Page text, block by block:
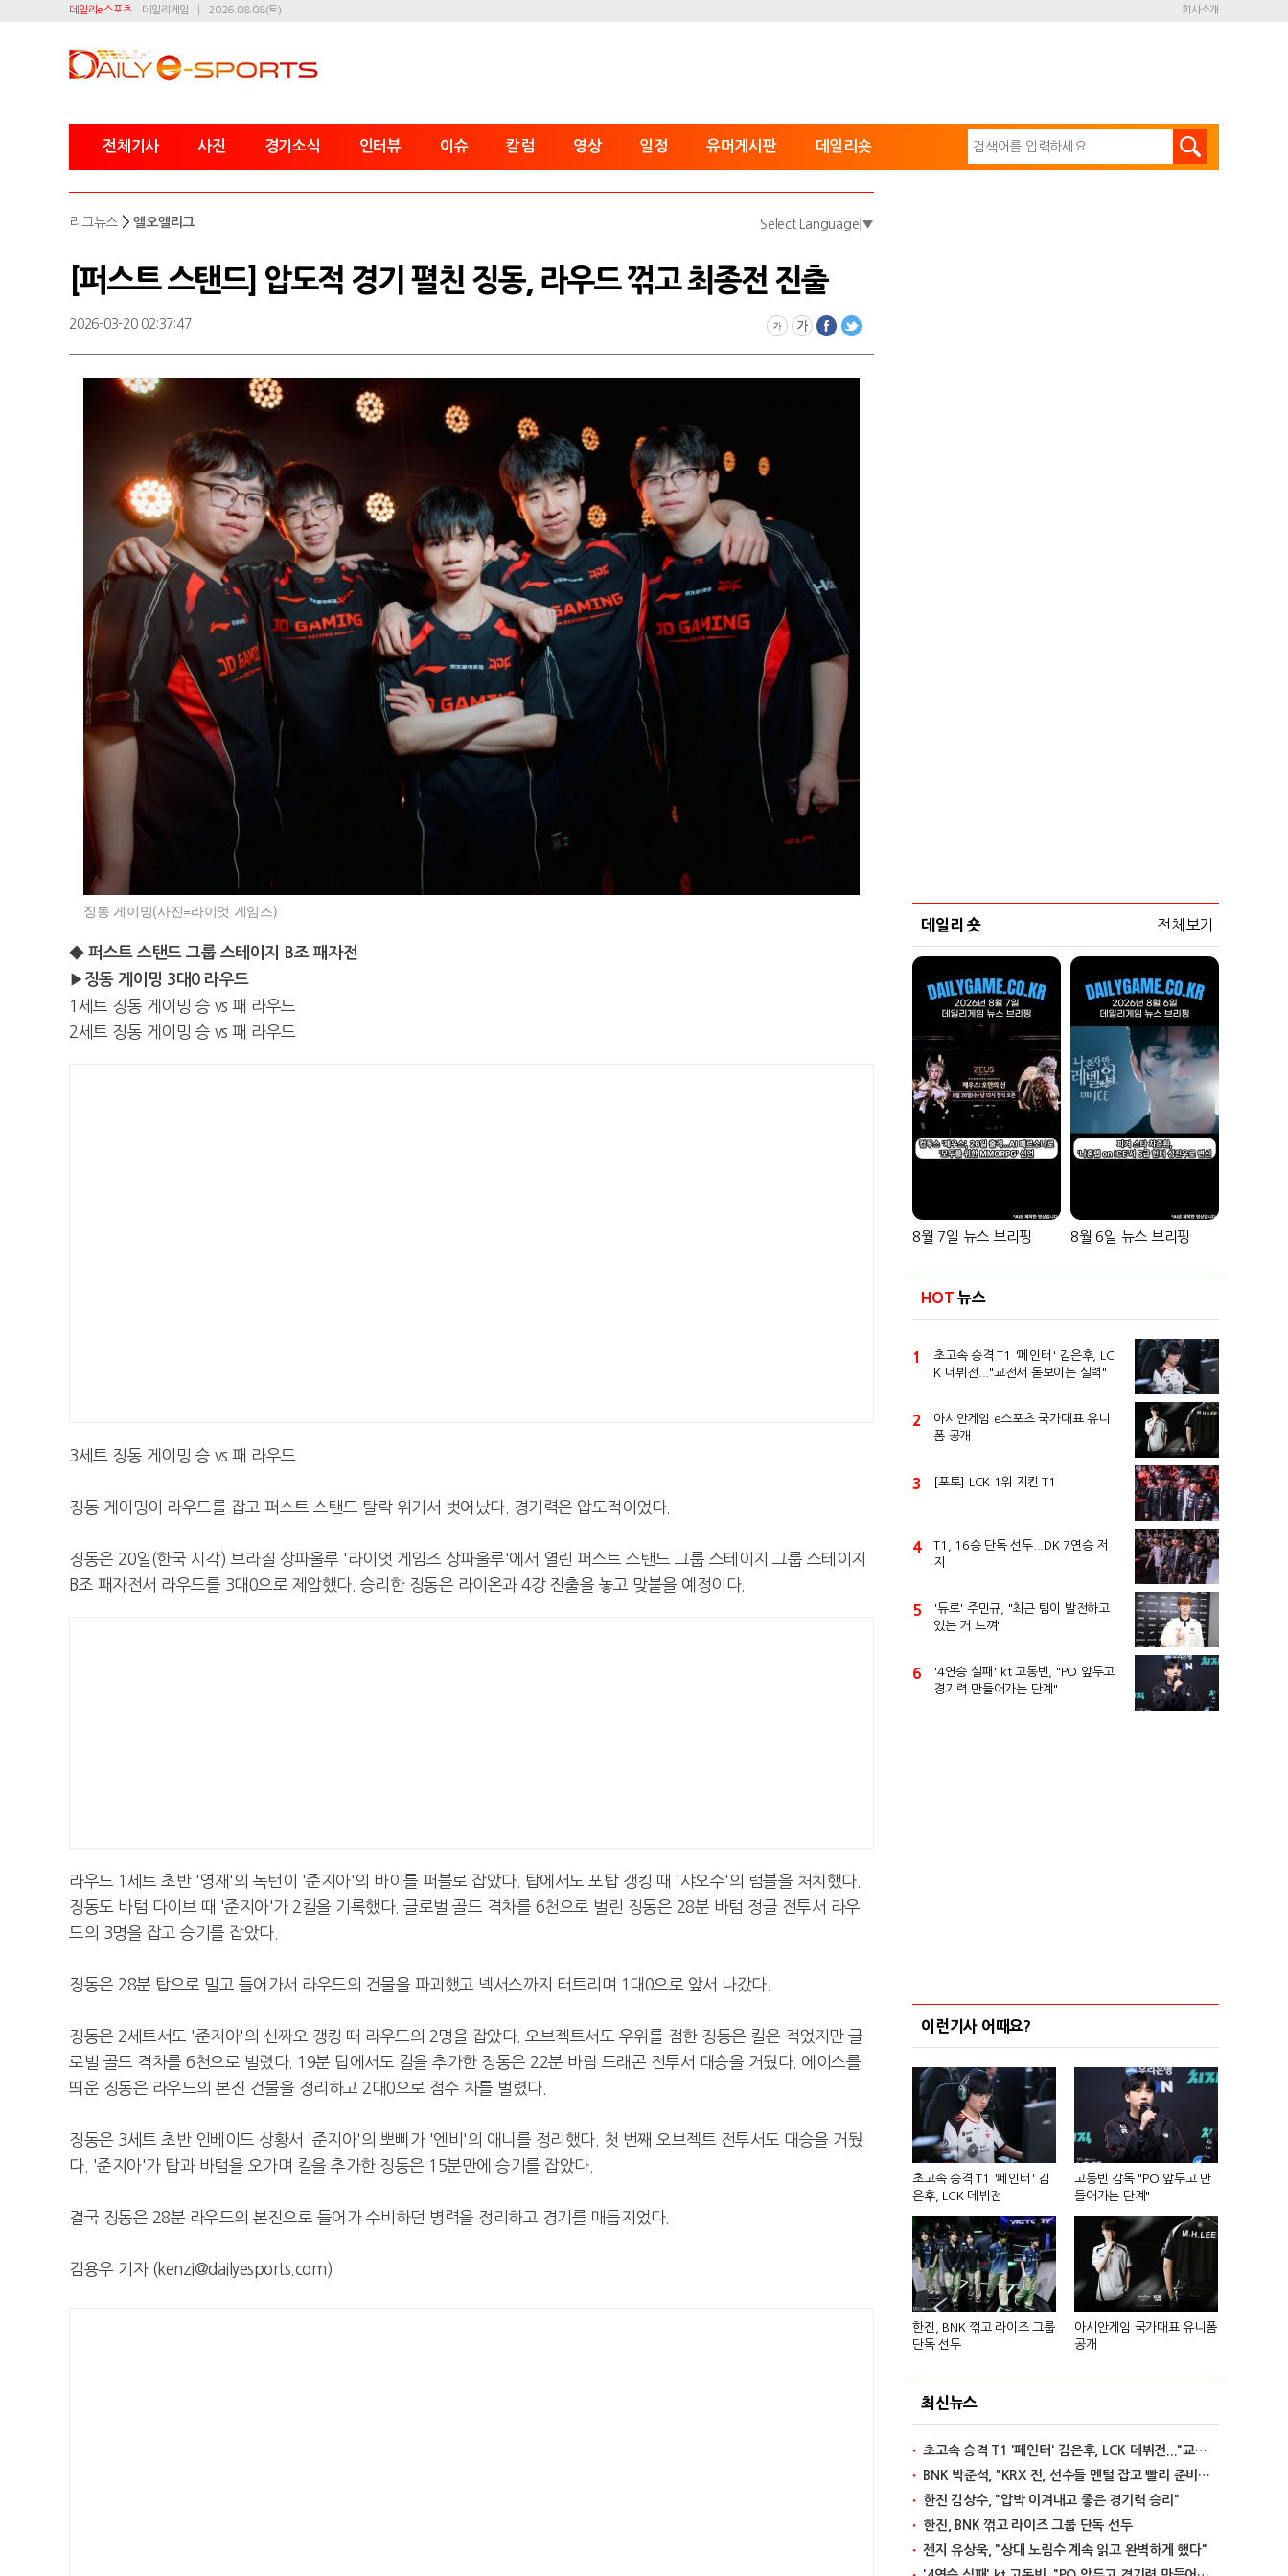
데일리e스포츠 데일리게임 2026.08.08(토) 회사소개
전체기사 사진 경기소식 인터뷰 이슈 칼럼 영상 일정 유머게시판 데일리숏
리그뉴스 >엘오엘리그 Select Language ▼
[퍼스트 스탠드] 압도적 경기 펼친 징동, 라우드 꺾고 최종전 진출
2026-03-20 02:37:47
징동 게이밍(사진=라이엇 게임즈)
◆ 퍼스트 스탠드 그룹 스테이지 B조 패자전
▶징동 게이밍 3대0 라우드
1세트 징동 게이밍 승 vs 패 라우드
2세트 징동 게이밍 승 vs 패 라우드
3세트 징동 게이밍 승 vs 패 라우드
징동 게이밍이 라우드를 잡고 퍼스트 스탠드 탈락 위기서 벗어났다. 경기력은 압도적이었다.
징동은 20일(한국 시각) 브라질 상파울루 '라이엇 게임즈 상파울루'에서 열린 퍼스트 스탠드 그룹 스테이지 그룹 스테이지
B조 패자전서 라우드를 3대0으로 제압했다. 승리한 징동은 라이온과 4강 진출을 놓고 맞붙을 예정이다.
라우드 1세트 초반 '영재'의 녹턴이 '준지아'의 바이를 퍼블로 잡았다. 탑에서도 포탑 갱킹 때 '샤오수'의 럼블을 처치했다.
징동도 바텀 다이브 때 '준지아'가 2킬을 기록했다. 글로벌 골드 격차를 6천으로 벌린 징동은 28분 바텀 정글 전투서 라우
드의 3명을 잡고 승기를 잡았다.
징동은 28분 탑으로 밀고 들어가서 라우드의 건물을 파괴했고 넥서스까지 터트리며 1대0으로 앞서 나갔다.
징동은 2세트서도 '준지아'의 신짜오 갱킹 때 라우드의 2명을 잡았다. 오브젝트서도 우위를 점한 징동은 킬은 적었지만 글
로벌 골드 격차를 6천으로 벌렸다. 19분 탑에서도 킬을 추가한 징동은 22분 바람 드래곤 전투서 대승을 거뒀다. 에이스를
띄운 징동은 라우드의 본진 건물을 정리하고 2대0으로 점수 차를 벌렸다.
징동은 3세트 초반 인베이드 상황서 '준지아'의 뽀삐가 '엔비'의 애니를 정리했다. 첫 번째 오브젝트 전투서도 대승을 거뒀
다. '준지아'가 탑과 바텀을 오가며 킬을 추가한 징동은 15분만에 승기를 잡았다.
결국 징동은 28분 라우드의 본진으로 들어가 수비하던 병력을 정리하고 경기를 매듭지었다.
김용우 기자 (kenzi@dailyesports.com)
데일리 숏 전체보기
8월 7일 뉴스 브리핑 8월 6일 뉴스 브리핑
HOT 뉴스
1
초고속 승격 T1 '페인터' 김은후, LC
K 데뷔전..."교전서 돋보이는 실력"
2
아시안게임 e스포츠 국가대표 유니
폼 공개
3 [포토] LCK 1위 지킨 T1
4
T1, 16승 단독 선두...DK 7연승 저
지
5
'듀로' 주민규, "최근 팀이 발전하고
있는 거 느껴"
6
'4연승 실패' kt 고동빈, "PO 앞두고
경기력 만들어가는 단계"
이런기사 어때요?
초고속 승격 T1 '페인터' 김
은후, LCK 데뷔전
고동빈 감독 "PO 앞두고 만
들어가는 단계"
한진, BNK 꺾고 라이즈 그룹
단독 선두
아시안게임 국가대표 유니폼
공개
최신뉴스
초고속 승격 T1 '페인터' 김은후, LCK 데뷔전..."교전서 돋보이는 실력"
BNK 박준석, "KRX 전, 선수들 멘털 잡고 빨리 준비할 것"
한진 김상수, "압박 이겨내고 좋은 경기력 승리"
한진, BNK 꺾고 라이즈 그룹 단독 선두
젠지 유상욱, "상대 노림수 계속 읽고 완벽하게 했다"